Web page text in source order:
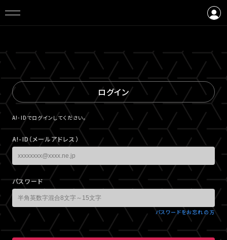
ログイン
A!-IDでログインしてください。
A!-ID（メールアドレス）
パスワード
パスワードをお忘れの方